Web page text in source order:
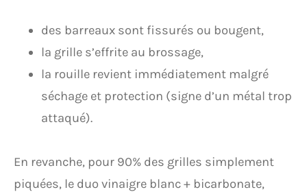
des barreaux sont fissurés ou bougent,
la grille s’effrite au brossage,
la rouille revient immédiatement malgré
séchage et protection (signe d’un métal trop
attaqué).
En revanche, pour 90% des grilles simplement
piquées, le duo vinaigre blanc + bicarbonate,